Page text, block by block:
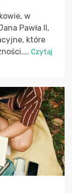
w
Pawła II,
które
Czytaj